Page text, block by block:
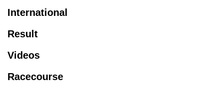
International
Result
Videos
Racecourse